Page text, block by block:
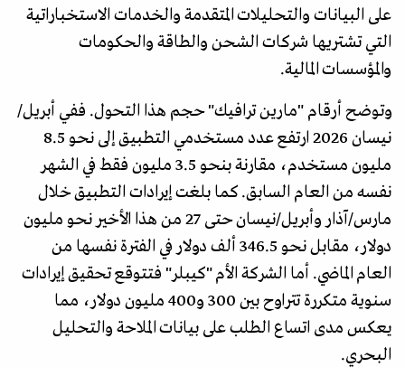
على البيانات والتحليلات المتقدمة والخدمات الاستخباراتية
التي تشتريها شركات الشحن والطاقة والحكومات
والمؤسسات المالية.
وتوضح أرقام "مارين ترافيك" حجم هذا التحول. ففي أبريل/
نيسان 2026 ارتفع عدد مستخدمي التطبيق إلى نحو 8.5
مليون مستخدم، مقارنة بنحو 3.5 مليون فقط في الشهر
نفسه من العام السابق. كما بلغت إيرادات التطبيق خلال
مارس/آذار وأبريل/نيسان حتى 27 من هذا الأخير نحو مليون
دولار، مقابل نحو 346.5 ألف دولار في الفترة نفسها من
العام الماضي. أما الشركة الأم "كيبلر" فتتوقع تحقيق إيرادات
سنوية متكررة تتراوح بين 300 و400 مليون دولار، مما
يعكس مدى اتساع الطلب على بيانات الملاحة والتحليل
البحري.